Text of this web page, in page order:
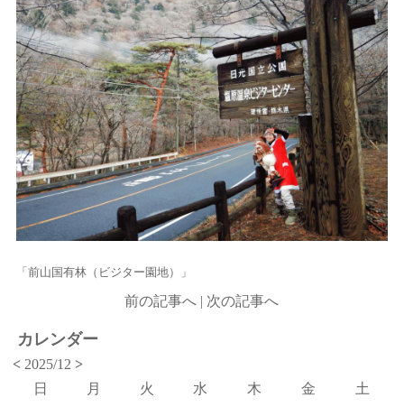
「前山国有林（ビジター園地）」
前の記事へ | 次の記事へ
カレンダー
< 2025/12>
日
月 火 水 木 金
土